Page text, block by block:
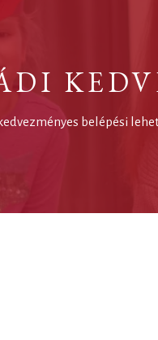
belépési